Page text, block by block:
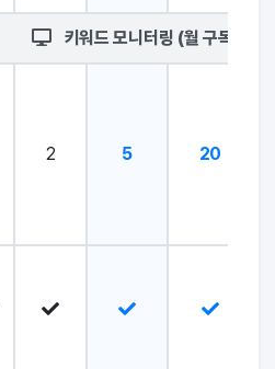
키워드 모니터링 (월 구독형)
2 5 20